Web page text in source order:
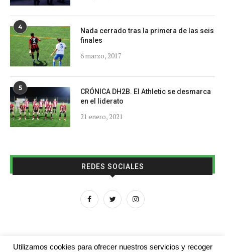
4
Nada cerrado tras la primera de las seis
finales
6 marzo, 2017
5
CRÓNICA DH2B. El Athletic se desmarca
en el liderato
21 enero, 2021
REDES SOCIALES
Utilizamos cookies para ofrecer nuestros servicios y recoger